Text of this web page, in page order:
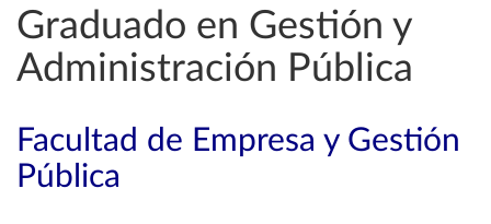
Graduado en Gestión y
Administración Pública
Facultad de Empresa y Gestión
Pública